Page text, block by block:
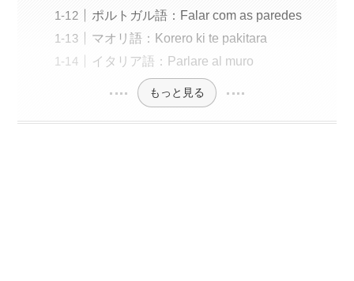
ポルトガル語：Falar com as paredes
マオリ語：Korero ki te pakitara
イタリア語：Parlare al muro
もっと見る